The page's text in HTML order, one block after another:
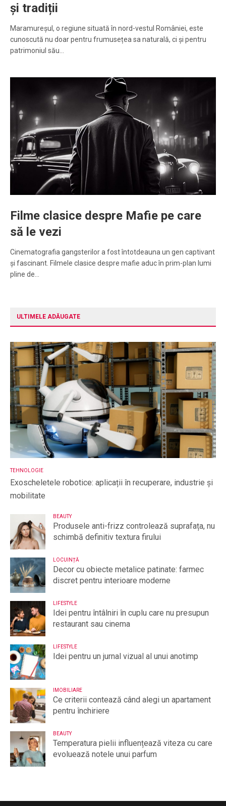
și tradiții
Maramureșul, o regiune situată în nord-vestul României, este
cunoscută nu doar pentru frumusețea sa naturală, ci și pentru
patrimoniul său…
Filme clasice despre Mafie pe care
să le vezi
Cinematografia gangsterilor a fost întotdeauna un gen captivant
și fascinant. Filmele clasice despre mafie aduc în prim-plan lumi
pline de…
ULTIMELE ADĂUGATE
TEHNOLOGIE
Exoscheletele robotice: aplicații în recuperare, industrie și
mobilitate
BEAUTY
Produsele anti-frizz controlează suprafața, nu
schimbă definitiv textura firului
LOCUINȚĂ
Decor cu obiecte metalice patinate: farmec
discret pentru interioare moderne
LIFESTYLE
Idei pentru întâlniri în cuplu care nu presupun
restaurant sau cinema
LIFESTYLE
Idei pentru un jurnal vizual al unui anotimp
IMOBILIARE
Ce criterii contează când alegi un apartament
pentru închiriere
BEAUTY
Temperatura pielii influențează viteza cu care
evoluează notele unui parfum